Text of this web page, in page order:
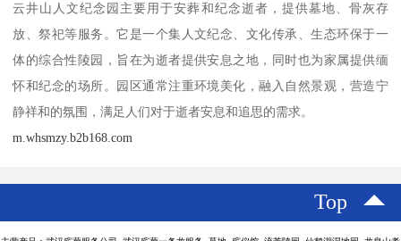
云井山人文纪念园主要用于安葬和纪念逝者，提供墓地、骨灰存
放、祭祀等服务。它是一个集人文纪念、文化传承、生态环保于一
体的综合性陵园，旨在为逝者提供安息之地，同时也为家属提供缅
怀和纪念的场所。园区通常注重环境美化，融入自然景观，营造宁
静祥和的氛围，满足人们对于逝者安息和追思的需求。
m.whsmzy.b2b168.com
Top